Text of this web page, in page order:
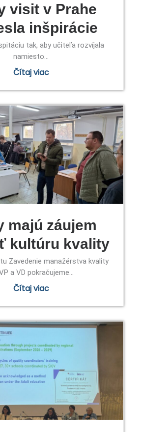
visit v Prahe
inšpirácie
tak, aby učiteľa rozvíjala
namiesto...
Čítaj viac
majú záujem
kultúru kvality
Zavedenie manažérstva kvality
a VD pokračujeme...
Čítaj viac